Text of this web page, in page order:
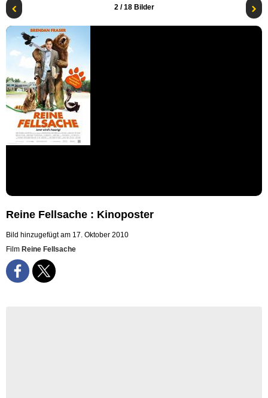
2/ 18 Bilder
Reine Fellsache : Kinoposter
Bild hinzugefügt am 17. Oktober 2010
Film Reine Fellsache